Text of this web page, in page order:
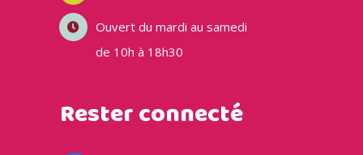
Ouvert du mardi au samedi
de 10h à 18h30
Rester connecté